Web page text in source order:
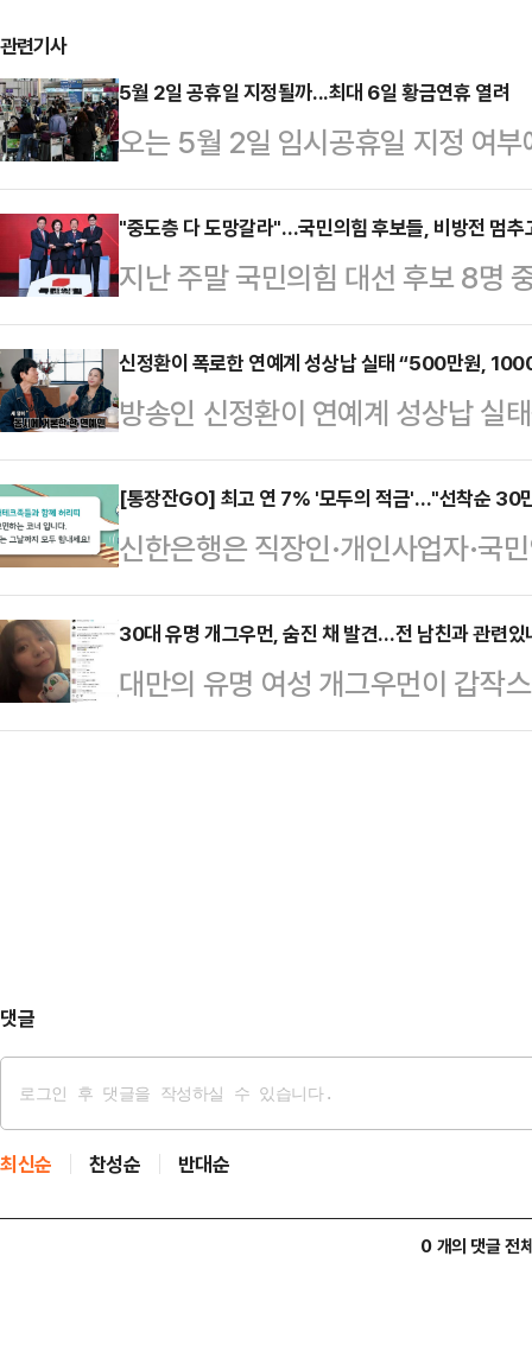
관련기사
5월 2일 공휴일 지정될까...최대 6일 황금연휴 열려
오는 5월 2일 임시공휴일 지정 여
5일 어린이날이 부처님오신날과
일까지 이어지는 황금연휴가 예정
일이 임시공휴일로 추가 지정되면
는 지난 설 연휴에 임시공휴일을 지
방식의 결정을 기대하고 있다. 설
났던 당시, 정부는 국민 삶의 질 향
정을 제안했다.…
"중도층 다 도망갈라"…국민의힘 후보들, 비방전 멈
지난 주말 국민의힘 대선 후보 8명
열렸다. A조와 B조로 나뉜 토론회
부터 많은 기대를 모았다. 결과는
반 자기소개, 밸런스 게임 등 경선
도있는 토론이 이뤄지지 않았다는
운 건 토론회 이후 후보들의 태도였
에게 "키높이 구두를 왜 신느냐" 등
"지…
신정환이 폭로한 연예계 성상납 실태 “500만원,
방송인 신정환이 연예계 성상납 실
‘논논논’에 출연해 “연예인들이 생
는 “아무리 인기가 있어도 (소속사)
회사도 커질 수 있고 너도 커질 수
야기하면 식사 한번 안 하겠느냐”
강병규는 “내가 (과거) 광고 대행사
서 자기가 좋아하는 연예인 소개를
[통장잔GO] 최고 연 7% '모두의 적금'…"선착순 30
신한은행은 직장인·개인사업자·국
을 위한 고금리 신상품 '모두의 적
'가맹점 카드대금', '국민연금'을 수
품이다. 30만좌 한도로 출시하며,
은 자금 계획에 따라 6개월 또는
30대 유명 개그우먼, 숨진 채 발견…전 남친과 관련있
대만의 유명 여성 개그우먼이 갑작
관련된 것 아니냐는 추측이 일고
댓글
최신순 찬성순 반대순
0 개의 댓글 전